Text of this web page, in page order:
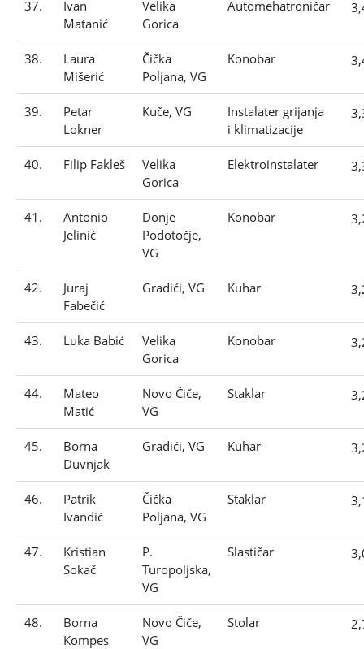
37.
Ivan
Matanić
Velika
Gorica
Automehatroničar
38.
Laura
Mišerić
Čička
Poljana, VG
Konobar
39.
Petar
Lokner
Kuče, VG
Instalater grijanja
i klimatizacije
40. Filip Fakleš
Velika
Gorica
Elektroinstalater
41.
Antonio
Jelinić
Donje
Podotočje,
VG
Konobar
42.
Juraj
Fabečić
Gradići, VG Kuhar
43. Luka Babić
Velika
Gorica
Konobar
44.
Mateo
Matić
Novo Čiče,
VG
Staklar
45.
Borna
Duvnjak
Gradići, VG Kuhar
46.
Patrik
Ivandić
Čička
Poljana, VG
Staklar
47.
Kristian
Sokač
P.
Turopoljska,
VG
Slastičar
48.
Borna
Kompes
Novo Čiče,
VG
Stolar